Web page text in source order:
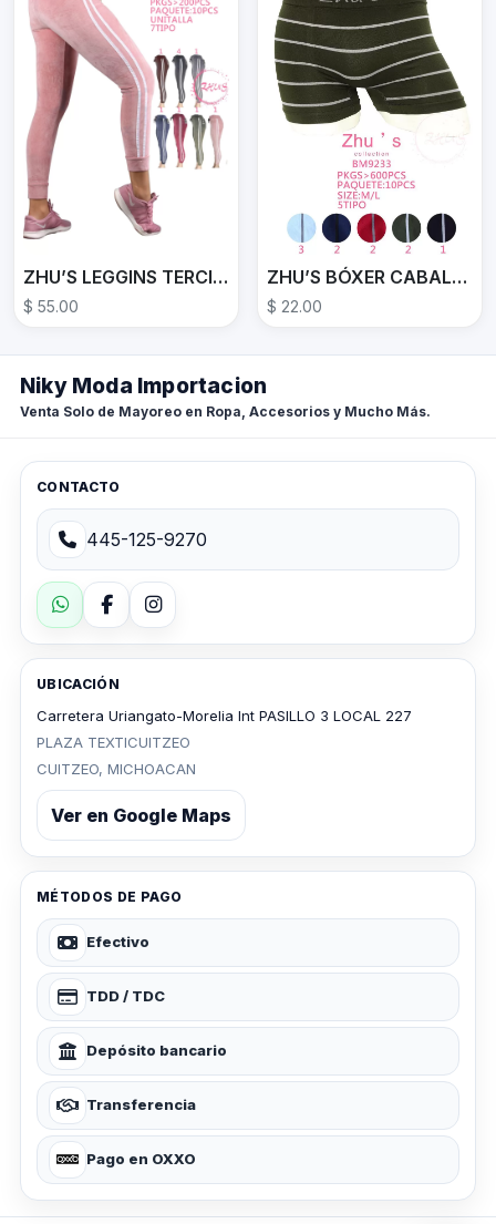
ZHU’S LEGGINS TERCIOPELO
$ 55.00
ZHU’S BÓXER CABALLERO BM9233
$ 22.00
Niky Moda Importacion
Venta Solo de Mayoreo en Ropa, Accesorios y Mucho Más.
CONTACTO
445-125-9270
UBICACIÓN
Carretera Uriangato-Morelia Int PASILLO 3 LOCAL 227
PLAZA TEXTICUITZEO
CUITZEO, MICHOACAN
Ver en Google Maps
MÉTODOS DE PAGO
Efectivo
TDD / TDC
Depósito bancario
Transferencia
Pago en OXXO